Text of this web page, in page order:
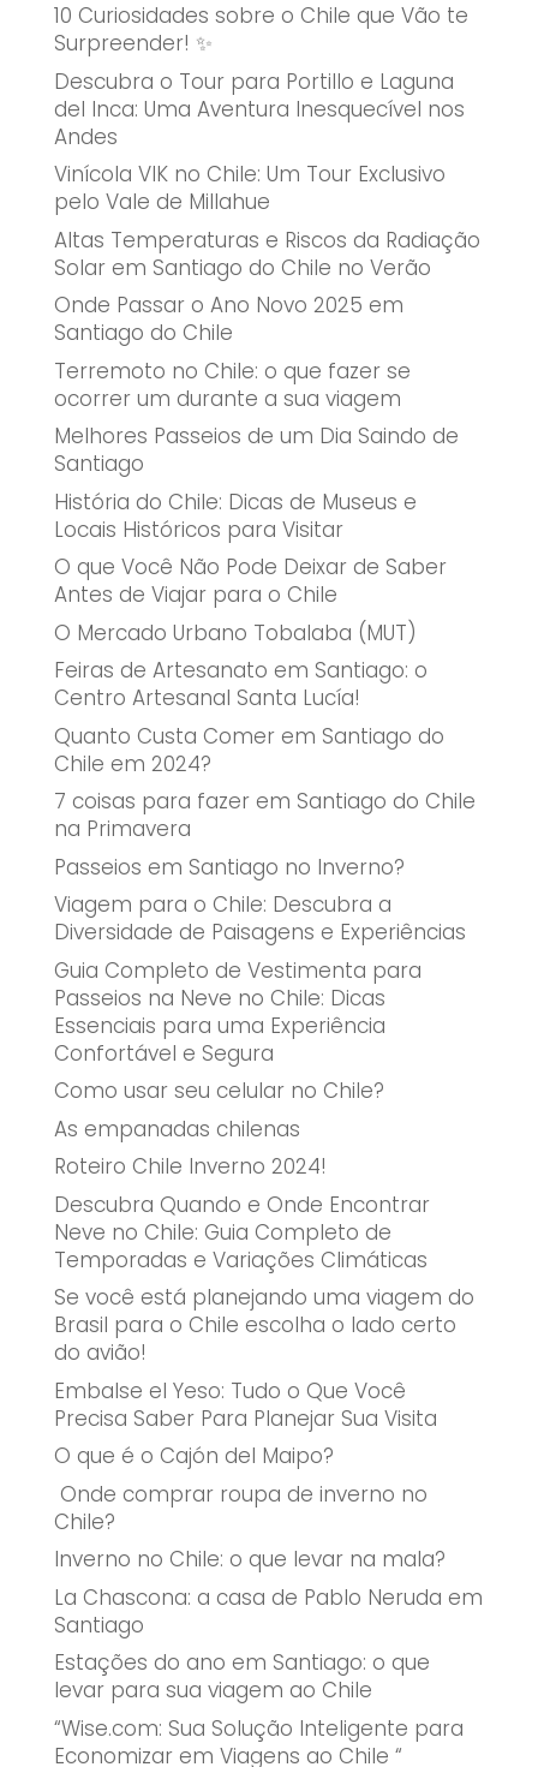
10 Curiosidades sobre o Chile que Vão te
Surpreender! ✨
Descubra o Tour para Portillo e Laguna
del Inca: Uma Aventura Inesquecível nos
Andes
Vinícola VIK no Chile: Um Tour Exclusivo
pelo Vale de Millahue
Altas Temperaturas e Riscos da Radiação
Solar em Santiago do Chile no Verão
Onde Passar o Ano Novo 2025 em
Santiago do Chile
Terremoto no Chile: o que fazer se
ocorrer um durante a sua viagem
Melhores Passeios de um Dia Saindo de
Santiago
História do Chile: Dicas de Museus e
Locais Históricos para Visitar
O que Você Não Pode Deixar de Saber
Antes de Viajar para o Chile
O Mercado Urbano Tobalaba (MUT)
Feiras de Artesanato em Santiago: o
Centro Artesanal Santa Lucía!
Quanto Custa Comer em Santiago do
Chile em 2024?
7 coisas para fazer em Santiago do Chile
na Primavera
Passeios em Santiago no Inverno?
Viagem para o Chile: Descubra a
Diversidade de Paisagens e Experiências
Guia Completo de Vestimenta para
Passeios na Neve no Chile: Dicas
Essenciais para uma Experiência
Confortável e Segura
Como usar seu celular no Chile?
As empanadas chilenas
Roteiro Chile Inverno 2024!
Descubra Quando e Onde Encontrar
Neve no Chile: Guia Completo de
Temporadas e Variações Climáticas
Se você está planejando uma viagem do
Brasil para o Chile escolha o lado certo
do avião!
Embalse el Yeso: Tudo o Que Você
Precisa Saber Para Planejar Sua Visita
O que é o Cajón del Maipo?
Onde comprar roupa de inverno no
Chile?
Inverno no Chile: o que levar na mala?
La Chascona: a casa de Pablo Neruda em
Santiago
Estações do ano em Santiago: o que
levar para sua viagem ao Chile
“Wise.com: Sua Solução Inteligente para
Economizar em Viagens ao Chile “